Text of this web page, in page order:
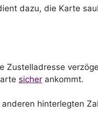
dazu, die Karte
Zustelladresse
sicher ankommt.
hinterlegten